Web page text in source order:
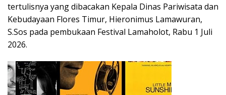
tertulisnya yang dibacakan Kepala Dinas Pariwisata dan
Kebudayaan Flores Timur, Hieronimus Lamawuran,
S.Sos pada pembukaan Festival Lamaholot, Rabu 1 Juli
2026.